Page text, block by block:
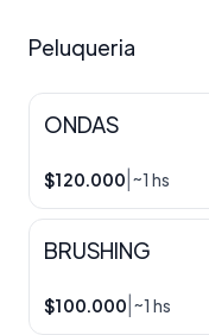
Peluqueria
ONDAS
$120.000 ~1 hs
BRUSHING
$100.000 ~1 hs